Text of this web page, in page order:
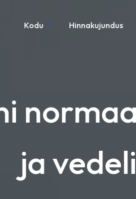
Kodu Hinnakujundus
ja